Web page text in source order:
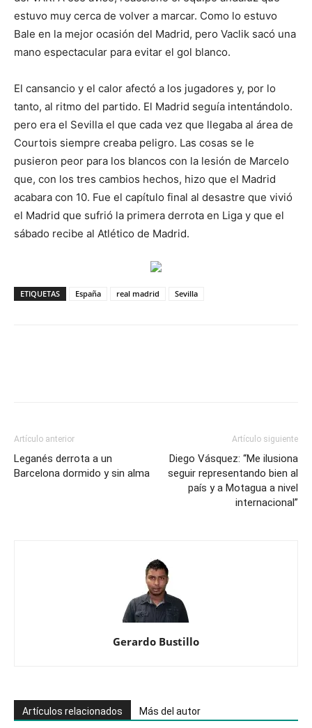
estuvo muy cerca de volver a marcar. Como lo estuvo
Bale en la mejor ocasión del Madrid, pero Vaclik sacó una
mano espectacular para evitar el gol blanco.
El cansancio y el calor afectó a los jugadores y, por lo
tanto, al ritmo del partido. El Madrid seguía intentándolo.
pero era el Sevilla el que cada vez que llegaba al área de
Courtois siempre creaba peligro. Las cosas se le
pusieron peor para los blancos con la lesión de Marcelo
que, con los tres cambios hechos, hizo que el Madrid
acabara con 10. Fue el capítulo final al desastre que vivió
el Madrid que sufrió la primera derrota en Liga y que el
sábado recibe al Atlético de Madrid.
ETIQUETAS España real madrid Sevilla
Artículo anterior
Leganés derrota a un
Barcelona dormido y sin alma
Artículo siguiente
Diego Vásquez: “Me ilusiona
seguir representando bien al
país y a Motagua a nivel
internacional”
Gerardo Bustillo
Artículos relacionados Más del autor